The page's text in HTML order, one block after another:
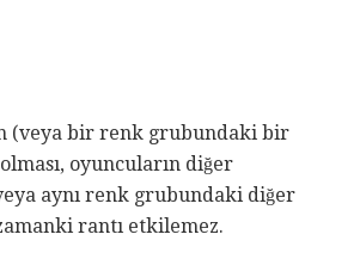
(veya bir renk grubundaki bir
oyuncuların diğer
aynı renk grubundaki diğer
rantı etkilemez.